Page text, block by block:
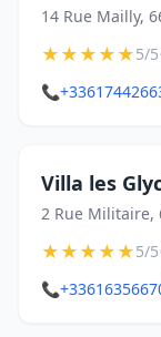
14 Rue Mailly,
★★★★★5/5
📞
Villa les
2 Rue Militaire,
★★★★★5/5
📞